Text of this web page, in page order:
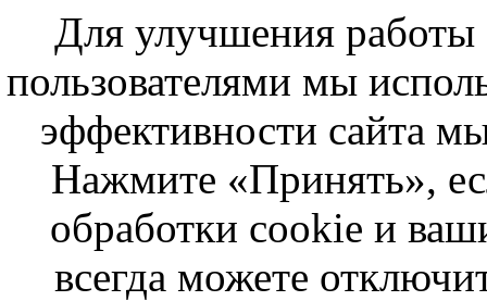
Для улучшения работы
пользователями мы
эффективности сайта
Нажмите «Принять»,
обработки cookie и
всегда можете